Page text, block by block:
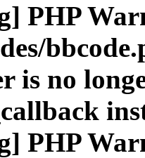
PHP
is no
PHP